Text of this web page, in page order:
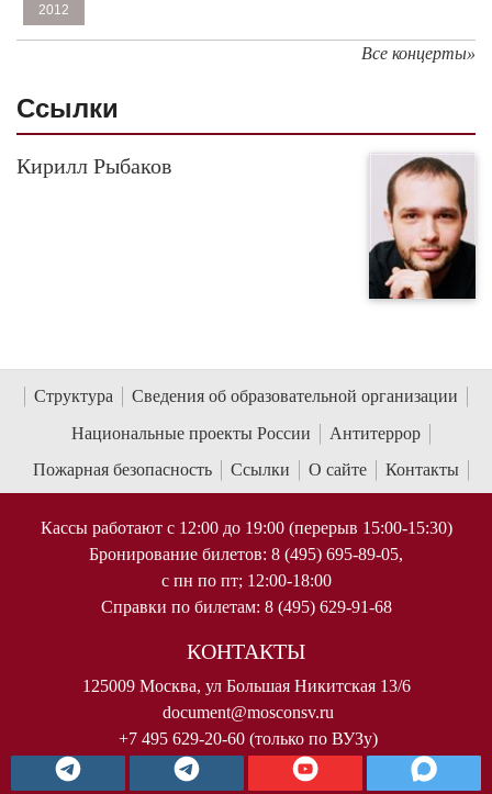
2012
Все концерты»
Cсылки
Кирилл Рыбаков
Структура
Сведения об образовательной организации
Национальные проекты России
Антитеррор
Пожарная безопасность
Ссылки О сайте Контакты
Кассы работают с 12:00 до 19:00 (перерыв 15:00-15:30)
Бронирование билетов: 8 (495) 695-89-05,
с пн по пт; 12:00-18:00
Справки по билетам: 8 (495) 629-91-68
КОНТАКТЫ
125009 Москва, ул Большая Никитская 13/6
document@mosconsv.ru
+7 495 629-20-60 (только по ВУЗу)